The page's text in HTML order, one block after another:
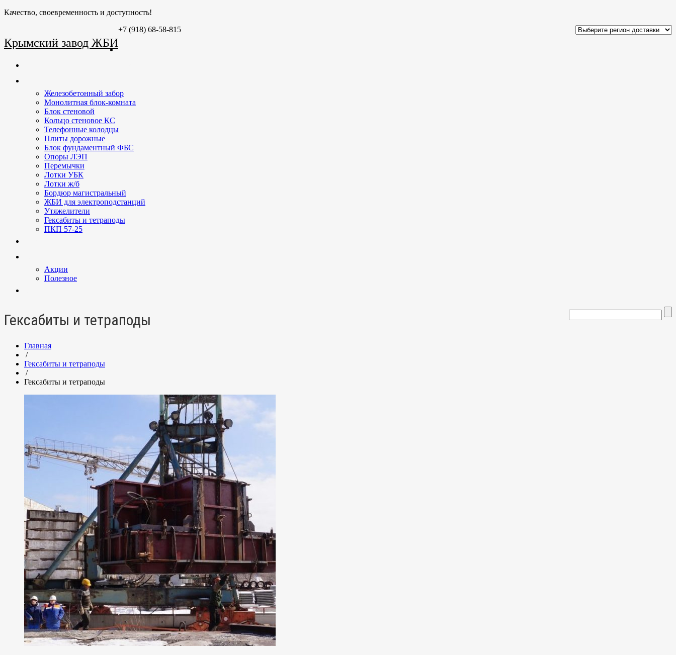
Качество, своевременность и доступность!
Крымский завод ЖБИ
+7 (918) 68-58-815
Железобетонный забор
Монолитная блок-комната
Блок стеновой
Кольцо стеновое КС
Телефонные колодцы
Плиты дорожные
Блок фундаментный ФБС
Опоры ЛЭП
Перемычки
Лотки УБК
Лотки ж/б
Бордюр магистральный
ЖБИ для электроподстанций
Утяжелители
Гексабиты и тетраподы
ПКП 57-25
Акции
Полезное
Гексабиты и тетраподы
Главная
/
Гексабиты и тетраподы
/
Гексабиты и тетраподы